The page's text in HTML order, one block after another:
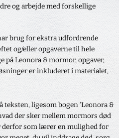
og arbejde med forskellige
brug for ekstra udfordrende
og/eller opgaverne til hele
på Leonora & mormor, opgaver,
er inkluderet i materialet,
ligesom bogen ‘Leonora &
der sker mellem mormors død
derfor som lærer en mulighed for